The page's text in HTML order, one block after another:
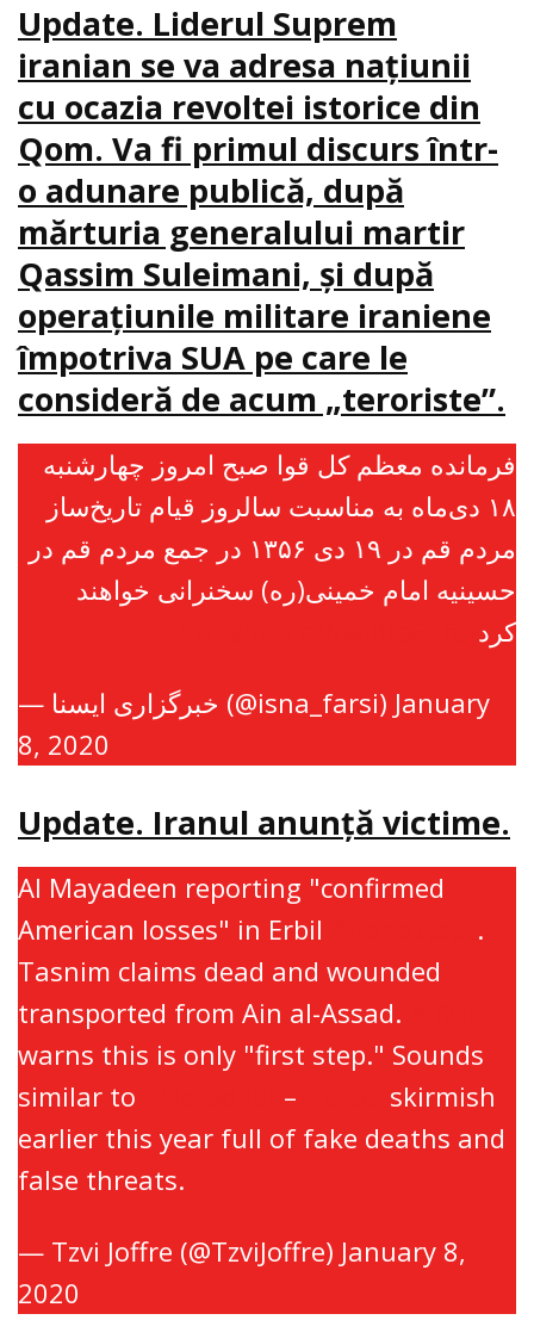
Update. Liderul Suprem
iranian se va adresa naţiunii
cu ocazia revoltei istorice din
Qom. Va fi primul discurs într-
o adunare publică, după
mărturia generalului martir
Qassim Suleimani, şi după
operațiunile militare iraniene
împotriva SUA pe care le
consideră de acum „teroriste”.
فرمانده معظم کل قوا صبح امروز چهارشنبه
۱۸ دی‌ماه به مناسبت سالروز قیام تاریخ‌ساز
مردم قم در ۱۹ دی ۱۳۵۶ در جمع مردم قم در
حسینیه امام خمینی(ره) سخنرانی خواهند
کرد
— خبرگزاری ایسنا (@isna_farsi) January
8, 2020
Update. Iranul anunţă victime.
Al Mayadeen reporting "confirmed
American losses" in Erbil
.
Tasnim claims dead and wounded
transported from Ain al-Assad.
warns this is only "first step." Sounds
similar to
–
skirmish
earlier this year full of fake deaths and
false threats.
— Tzvi Joffre (@TzviJoffre) January 8,
2020